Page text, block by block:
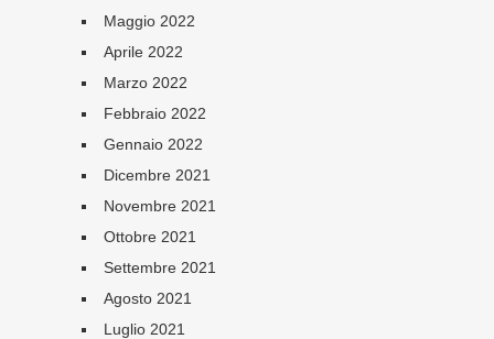
Maggio 2022
Aprile 2022
Marzo 2022
Febbraio 2022
Gennaio 2022
Dicembre 2021
Novembre 2021
Ottobre 2021
Settembre 2021
Agosto 2021
Luglio 2021